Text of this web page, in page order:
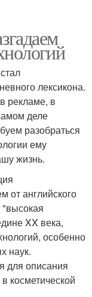
лексикона.
рекламе, в
деле
разобраться
ему
жизнь.
от английского
"высокая
XX века,
особенно
наук.
для описания
косметической